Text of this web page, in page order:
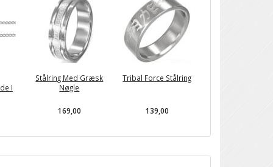
I
Stålring Med Græsk
Nøgle
169,00
Tribal Force Stålring
139,00